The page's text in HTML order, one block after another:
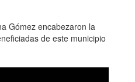
Gómez encabezaron la
de este municipio